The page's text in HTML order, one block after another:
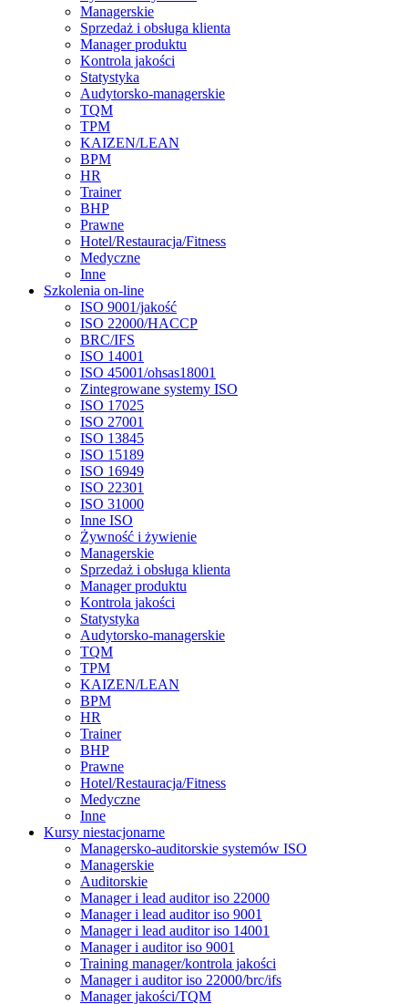
Managerskie
Sprzedaż i obsługa klienta
Manager produktu
Kontrola jakości
Statystyka
Audytorsko-managerskie
TQM
TPM
KAIZEN/LEAN
BPM
HR
Trainer
BHP
Prawne
Hotel/Restauracja/Fitness
Medyczne
Inne
Szkolenia on-line
ISO 9001/jakość
ISO 22000/HACCP
BRC/IFS
ISO 14001
ISO 45001/ohsas18001
Zintegrowane systemy ISO
ISO 17025
ISO 27001
ISO 13845
ISO 15189
ISO 16949
ISO 22301
ISO 31000
Inne ISO
Żywność i żywienie
Managerskie
Sprzedaż i obsługa klienta
Manager produktu
Kontrola jakości
Statystyka
Audytorsko-managerskie
TQM
TPM
KAIZEN/LEAN
BPM
HR
Trainer
BHP
Prawne
Hotel/Restauracja/Fitness
Medyczne
Inne
Kursy niestacjonarne
Managersko-auditorskie systemów ISO
Managerskie
Auditorskie
Manager i lead auditor iso 22000
Manager i lead auditor iso 9001
Manager i lead auditor iso 14001
Manager i auditor iso 9001
Training manager/kontrola jakości
Manager i auditor iso 22000/brc/ifs
Manager jakości/TQM